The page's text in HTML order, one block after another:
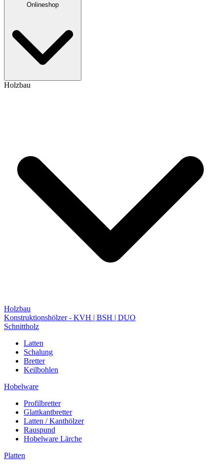
Onlineshop
Holzbau
Holzbau
Konstruktionshölzer - KVH | BSH | DUO
Schnittholz
Latten
Schalung
Bretter
Keilbohlen
Hobelware
Profilbretter
Glattkantbretter
Latten / Kanthölzer
Rauspund
Hobelware Lärche
Platten